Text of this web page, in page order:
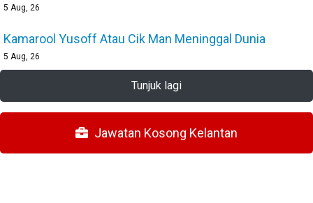
5 Aug, 26
Kamarool Yusoff Atau Cik Man Meninggal Dunia
5 Aug, 26
Tunjuk lagi
Jawatan Kosong Kelantan